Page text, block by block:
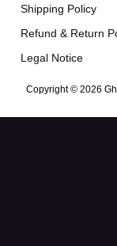
Shipping Policy
Refund & Return
Legal Notice
Copyright© 2026